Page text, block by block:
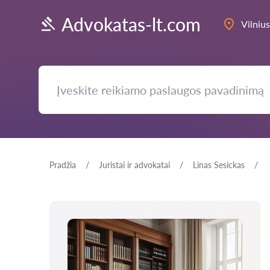
Advokatas-lt.com Vilnius
Pradžia Juristai ir advokatai Linas Sesickas